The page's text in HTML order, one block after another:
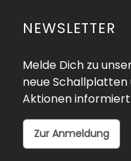
NEWSLETTER
Melde Dich zu
neue Schallplatten
Aktionen
Zur Anmeldung